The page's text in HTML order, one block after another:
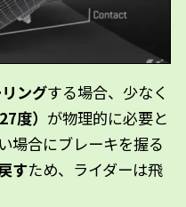
ングする場合、少なく
度） が物理的に必要と
場合にブレーキを握る
すため、ライダーは飛